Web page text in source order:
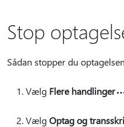
Stop
Sådan stopper du
Vælg Flere handlinger
VælgOptag og